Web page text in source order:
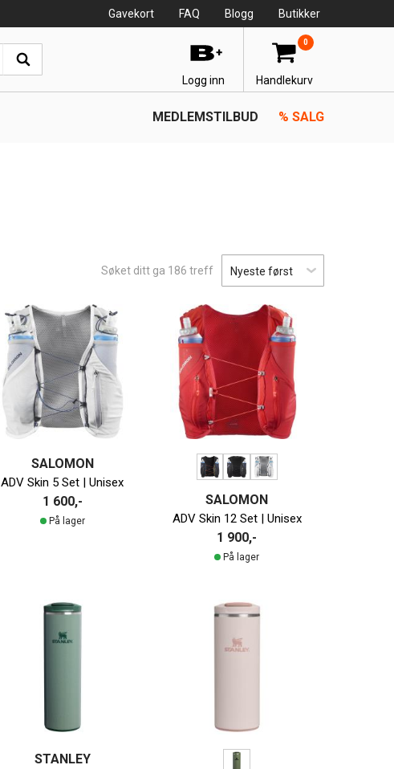
Top
Secondary
Gavekort FAQ Blogg Butikker
Logg inn Handlekurv
0
Secondary
MEDLEMSTILBUD % SALG
Søket ditt ga 186 treff
SALOMON
ADV Skin 5 Set | Unisex
1 600,-
På lager
SALOMON
ADV Skin 12 Set | Unisex
1 900,-
På lager
STANLEY